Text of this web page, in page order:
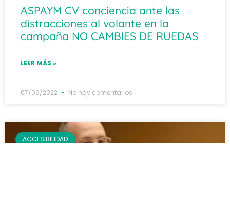
ASPAYM CV conciencia ante las
distracciones al volante en la
campaña NO CAMBIES DE RUEDAS
LEER MÁS »
07/09/2022 No hay comentarios
ACCESIBILIDAD